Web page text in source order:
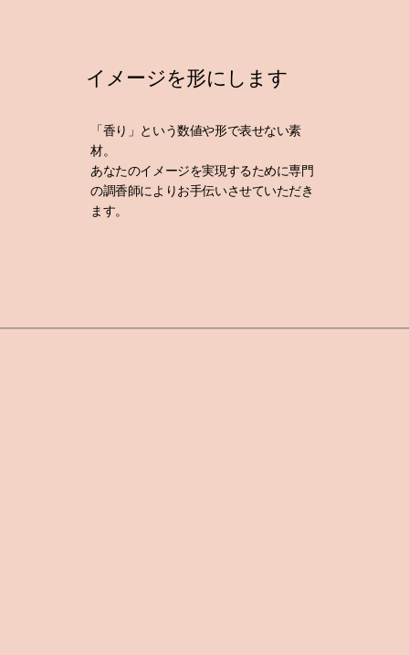
​イメージを形にします
「香り」という数値や形で表せない素
材。
​あなたのイメージを実現するために専門
の調香師によりお手伝いさせていただき
ます。